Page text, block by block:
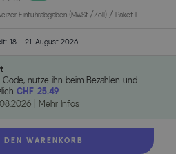
Einfuhrabgaben (MwSt./Zoll) / Paket L
18. - 21. August 2026
Code, nutze ihn beim Bezahlen und
CHF 25.49
Mehr Infos
DEN WARENKORB